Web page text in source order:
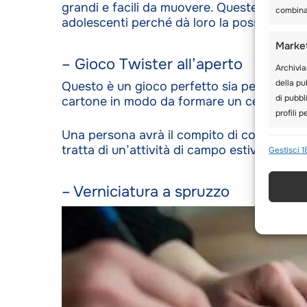
della
di
profili
a
errori,
Gestisci
grandi e facili da muovere. Queste
adolescenti perché dà loro la possibilità di
– Gioco Twister all’aperto
Questo è un gioco perfetto sia per i
cartone in modo da formare un cerchio.
Una persona avrà il compito di
tratta di un’attività di campo estivo
– Verniciatura a spruzzo